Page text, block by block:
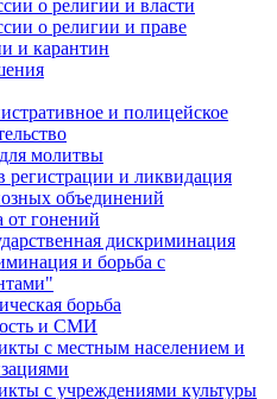
о религии и власти
о религии и праве
и карантин
и полицейское
молитвы
регистрации и ликвидация
объединений
от гонений
дискриминация
и борьба с
борьба
и СМИ
с местным населением и
с учреждениями культуры